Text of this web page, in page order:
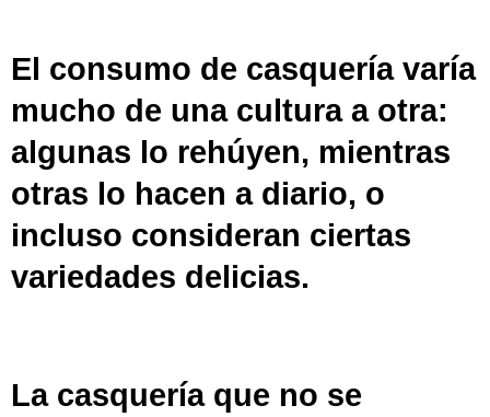
El consumo de casquería varía
mucho de una cultura a otra:
algunas lo rehúyen, mientras
otras lo hacen a diario, o
incluso consideran ciertas
variedades delicias.
La casquería que no se